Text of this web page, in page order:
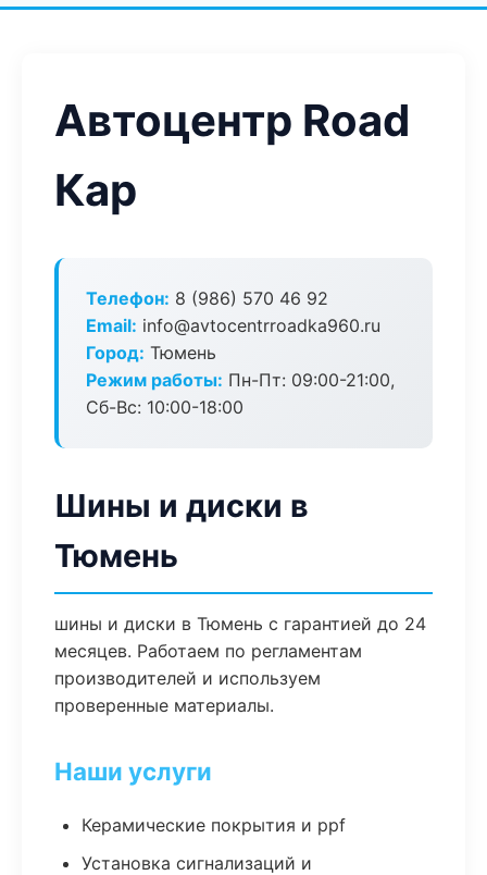
Автоцентр Road
Кар
Телефон: 8 (986) 570 46 92
Email: info@avtocentrroadka960.ru
Город: Тюмень
Режим работы: Пн-Пт: 09:00-21:00,
Сб-Вс: 10:00-18:00
Шины и диски в
Тюмень
шины и диски в Тюмень с гарантией до 24
месяцев. Работаем по регламентам
производителей и используем
проверенные материалы.
Наши услуги
Керамические покрытия и ppf
Установка сигнализаций и